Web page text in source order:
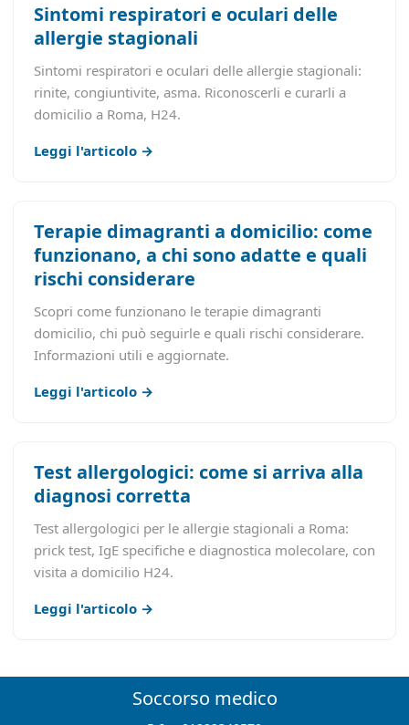
Sintomi respiratori e oculari delle
allergie stagionali
Sintomi respiratori e oculari delle allergie stagionali:
rinite, congiuntivite, asma. Riconoscerli e curarli a
domicilio a Roma, H24.
Leggi l'articolo →
Terapie dimagranti a domicilio: come
funzionano, a chi sono adatte e quali
rischi considerare
Scopri come funzionano le terapie dimagranti
domicilio, chi può seguirle e quali rischi considerare.
Informazioni utili e aggiornate.
Leggi l'articolo →
Test allergologici: come si arriva alla
diagnosi corretta
Test allergologici per le allergie stagionali a Roma:
prick test, IgE specifiche e diagnostica molecolare, con
visita a domicilio H24.
Leggi l'articolo →
Soccorso medico